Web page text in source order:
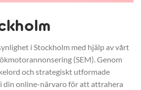
i Stockholm med hjälp av vårt
(SEM). Genom
och strategiskt utformade
din online-närvaro för att attrahera